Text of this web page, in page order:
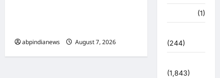
abpindianews August 7, 2026
(1)
(244)
(1,843)